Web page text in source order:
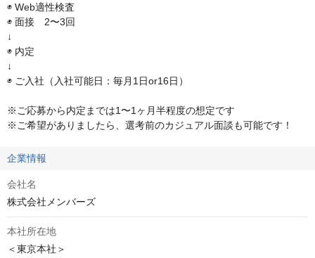
◉ Web適性検査
◉ 面接　2〜3回
↓
◉ 内定
↓
◉ ご入社（入社可能日：毎月1日or16日）
※ご応募から内定までは1〜1ヶ月半程度の想定です
※ご希望がありましたら、選考前のカジュアル面談も可能です！
企業情報
会社名
株式会社メンバーズ
本社所在地
＜東京本社＞